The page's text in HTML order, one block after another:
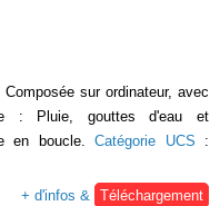
sur ordinateur, avec
: Pluie, gouttes d'eau et
en boucle. Catégorie UCS :
+ d'infos & Téléchargement